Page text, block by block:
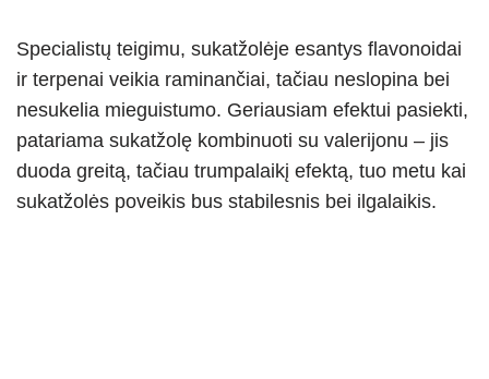
Specialistų teigimu, sukatžolėje esantys flavonoidai
ir terpenai veikia raminančiai, tačiau neslopina bei
nesukelia mieguistumo. Geriausiam efektui pasiekti,
patariama sukatžolę kombinuoti su valerijonu – jis
duoda greitą, tačiau trumpalaikį efektą, tuo metu kai
sukatžolės poveikis bus stabilesnis bei ilgalaikis.